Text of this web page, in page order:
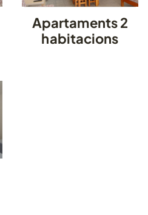
Apartaments 2
habitacions